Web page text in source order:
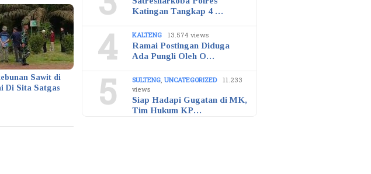
Sawit di
Di Sita Satgas
Katingan Tangkap 4 …
4 KALTENG 13.574 views
Ramai Postingan Diduga
Ada Pungli Oleh O…
5 SULTENG,UNCATEGORIZED 11.233
views
Siap Hadapi Gugatan di MK,
Tim Hukum KP…